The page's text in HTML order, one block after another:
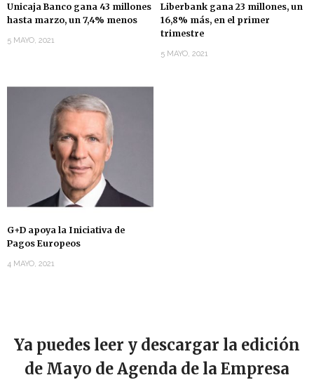
Unicaja Banco gana 43 millones
hasta marzo, un 7,4% menos
5 MAYO, 2021
Liberbank gana 23 millones, un
16,8% más, en el primer
trimestre
5 MAYO, 2021
G+D apoya la Iniciativa de
Pagos Europeos
4 MAYO, 2021
Ya puedes leer y descargar la edición
de Mayo de Agenda de la Empresa